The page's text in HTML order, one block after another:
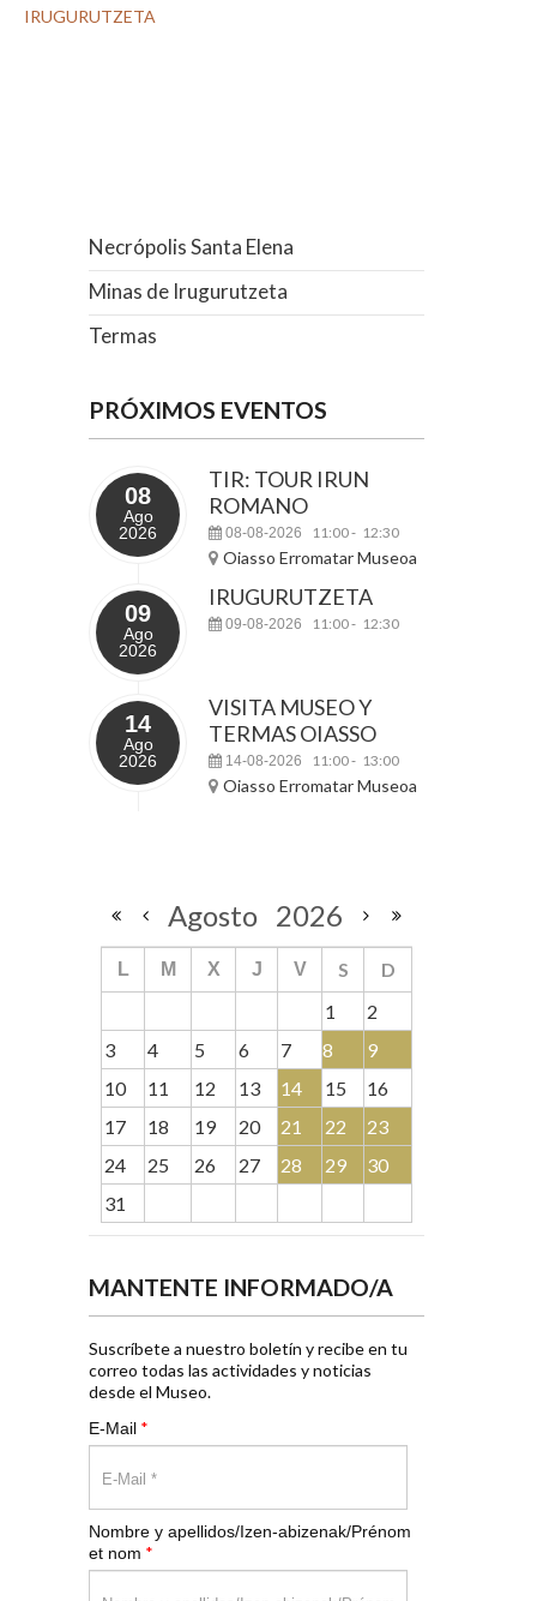
IRUGURUTZETA
Necrópolis Santa Elena
Minas de Irugurutzeta
Termas
PRÓXIMOS EVENTOS
08
Ago
2026
TIR: TOUR IRUN
ROMANO
08-08-2026 11:00- 12:30
Oiasso Erromatar Museoa
09
Ago
2026
IRUGURUTZETA
09-08-2026 11:00- 12:30
14
Ago
2026
VISITA MUSEO Y
TERMAS OIASSO
14-08-2026 11:00- 13:00
Oiasso Erromatar Museoa
Agosto 2026
L M X J V S
D
1
2
3
4 5 6 7 8
9
10
11 12 13 14 15
16
17
18 19 20 21 22
23
24
25 26 27 28 29
30
31
MANTENTE INFORMADO/A
Suscríbete a nuestro boletín y recibe en tu
correo todas las actividades y noticias
desde el Museo.
E-Mail *
Nombre y apellidos/Izen-abizenak/Prénom
et nom *